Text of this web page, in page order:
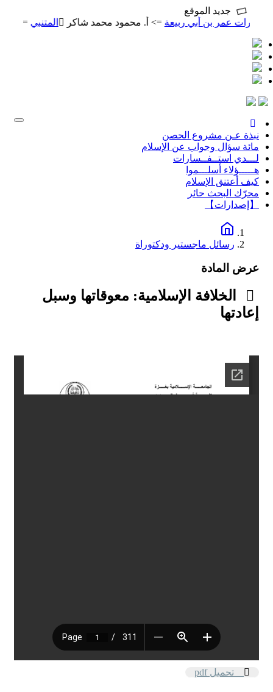
جديد الموقع
المتنبي=> أ. عمر بن أبي ربيعة=> أ. محمود محمد شاكر
نبذة عـن مشروع الحصن
مائة سؤال وجواب عن الإسلام
لـــدي استــفــسارات
هـــــؤلاء أسلـــموا
كيف أعتنق الإسلام
محرّك البحث حائر
【إصدارات】
رسائل ماجستير ودكتوراة
عرض المادة
الخلافة الإسلامية: معوقاتها وسبل
إعادتها
تحميل pdf